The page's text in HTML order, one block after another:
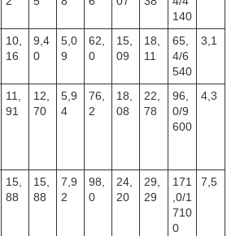
140
10,
16
9,4
0
5,0
9
62,
0
15,
09
18,
11
65,
4/6
540
3,1
11,
91
12,
70
5,9
4
76,
2
18,
08
22,
78
96,
0/9
600
4,3
15,
88
15,
88
7,9
2
98,
0
24,
20
29,
29
171
,0/1
710
0
7,5